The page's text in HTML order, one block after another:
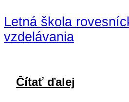
Letná škola
vzdelávania
Čítať ďalej